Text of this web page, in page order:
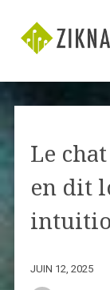
Le
en dit
JUIN 12, 2025